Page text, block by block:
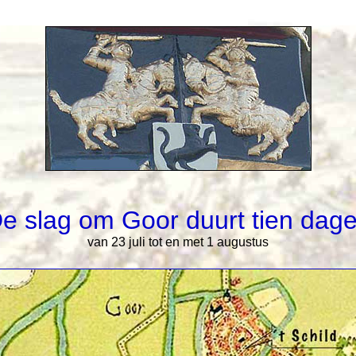
slag om Goor duurt tien
van 23 juli tot en met 1 augustus